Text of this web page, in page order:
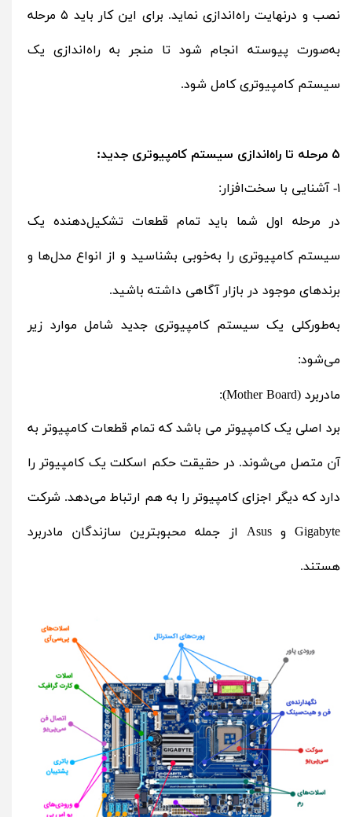
نصب و درنهایت راه‌اندازی نماید. برای این کار باید ۵ مرحله
به‌صورت پیوسته انجام شود تا منجر به راه‌اندازی یک
سیستم کامپیوتری کامل شود.
۵ مرحله تا راه‌اندازی سیستم کامپیوتری جدید:
۱- آشنایی با سخت‌افزار:
در مرحله اول شما باید تمام قطعات تشکیل‌دهنده یک
سیستم کامپیوتری را به‌خوبی بشناسید و از انواع مدل‌ها و
برندهای موجود در بازار آگاهی داشته باشید.
به‌طورکلی یک سیستم کامپیوتری جدید شامل موارد زیر
می‌شود:
مادربرد (Mother Board):
برد اصلی یک کامپیوتر می باشد که تمام قطعات کامپیوتر به
آن متصل می‌شوند. در حقیقت حکم اسکلت یک کامپیوتر را
دارد که دیگر اجزای کامپیوتر را به هم ارتباط می‌دهد. شرکت
GigabyteوAsus از جمله محبوبترین سازندگان مادربرد
هستند.